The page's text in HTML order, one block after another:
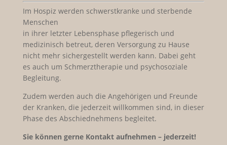
Im Hospiz werden schwerstkranke und sterbende
Menschen
in ihrer letzter Lebensphase pflegerisch und
medizinisch betreut, deren Versorgung zu Hause
nicht mehr sichergestellt werden kann. Dabei geht
es auch um Schmerztherapie und psychosoziale
Begleitung.
Zudem werden auch die Angehörigen und Freunde
der Kranken, die jederzeit willkommen sind, in dieser
Phase des Abschiednehmens begleitet.
Sie können gerne Kontakt aufnehmen – jederzeit!